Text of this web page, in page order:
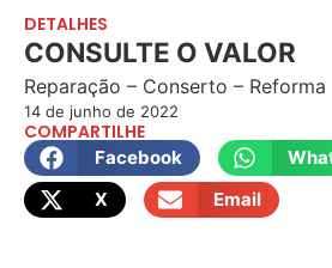
DETALHES
CONSULTE O VALOR
Reparação – Conserto – Reforma
14 de junho de 2022
COMPARTILHE
Facebook
X
Email